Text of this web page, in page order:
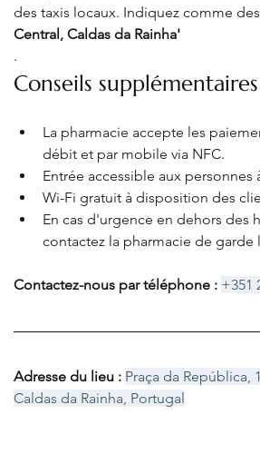
des taxis locaux. Indiquez comme
Central, Caldas da Rainha'
.​
Conseils supplémentaires
La pharmacie accepte les
débit et par mobile via NFC.
Entrée accessible aux
Wi-Fi gratuit à disposition des
En cas d'urgence en dehors des
contactez la pharmacie de garde
Contactez-nous par téléphone : +351
Adresse du lieu : Praça da República,
Caldas da Rainha, Portugal